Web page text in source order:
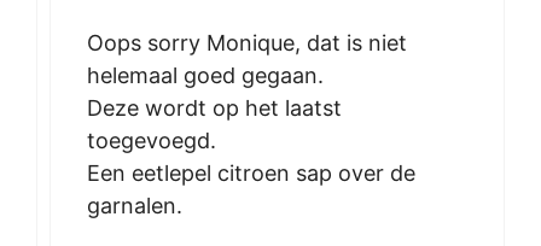
Oops sorry Monique, dat is niet
helemaal goed gegaan.
Deze wordt op het laatst
toegevoegd.
Een eetlepel citroen sap over de
garnalen.